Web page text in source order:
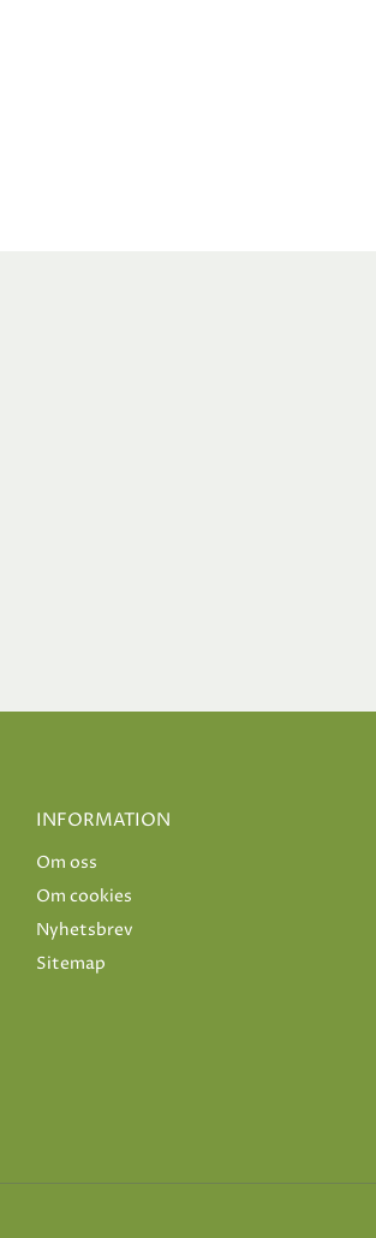
INFORMATION
Om oss
Om cookies
Nyhetsbrev
Sitemap